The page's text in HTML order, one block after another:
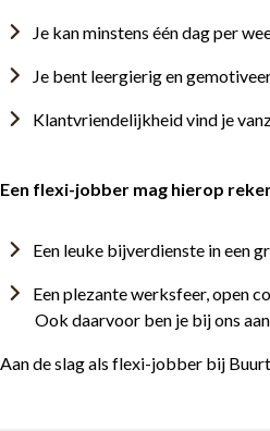
Je kan minstens één dag per
Je bent leergierig en
Klantvriendelijkheid vind je
Een flexi-jobber mag hierop
Een leuke bijverdienste in een
Een plezante werksfeer, open
Ook daarvoor ben je bij ons
Aan de slag als flexi-jobber bij